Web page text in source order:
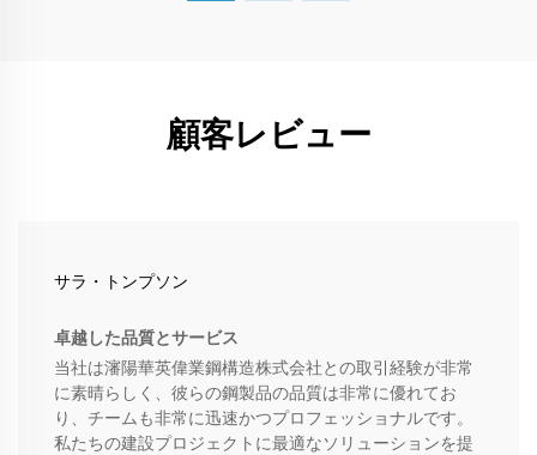
顧客レビュー
サラ・トンプソン
卓越した品質とサービス
当社は瀋陽華英偉業鋼構造株式会社との取引経験が非常
に素晴らしく、彼らの鋼製品の品質は非常に優れてお
り、チームも非常に迅速かつプロフェッショナルです。
私たちの建設プロジェクトに最適なソリューションを提